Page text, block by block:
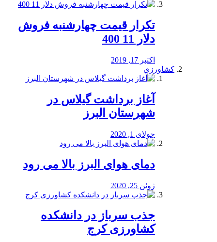
تکرار قیمت چهارشنبه فروش
دلار 11 400
اکتبر 17, 2019
کشاورزی
آغاز برداشت گیلاس در
شهرستان البرز
جولای 1, 2020
دمای هوای البرز بالا می رود
ژوئن 25, 2020
جذب سرباز در دانشکده
کشاورزی کرج